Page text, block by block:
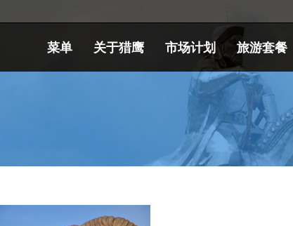
菜单 关于猎鹰 市场计划 旅游套餐